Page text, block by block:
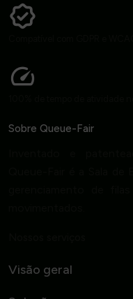
Sobre Queue-Fair
Visão geral